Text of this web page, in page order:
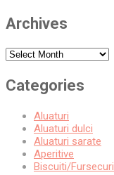
Archives
Archives
Categories
Aluaturi
Aluaturi dulci
Aluaturi sarate
Aperitive
Biscuiti/Fursecuri